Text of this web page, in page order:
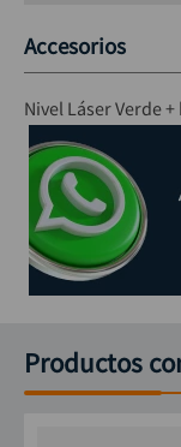
Accesorios
Nivel Láser Verde +
Productos